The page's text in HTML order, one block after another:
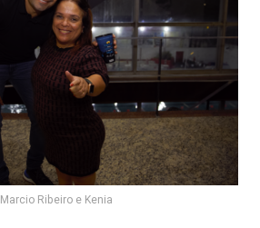
Marcio Ribeiro e Kenia